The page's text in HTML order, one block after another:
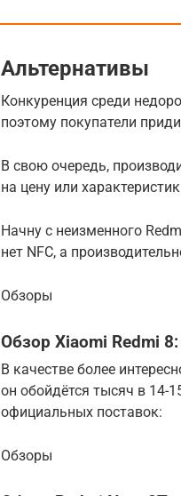
Альтернативы
Конкуренция среди
поэтому покупатели
В свою очередь,
на цену или
Начну с неизменного
нет NFC, а
Обзоры
Обзор Xiaomi Redmi
В качестве более
он обойдётся тысяч в 14-
официальных поставок:
Обзоры